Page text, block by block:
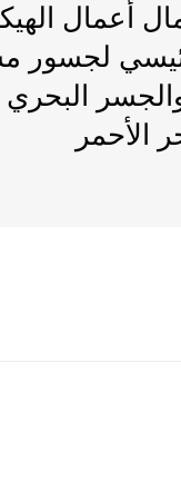
أعمال
لجسور
الأحمر